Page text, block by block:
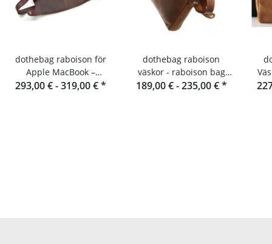
dothebag raboison för
Apple MacBook –
Laptopfodral i läder
293,00 € -319,00 €*
dothebag raboison
väskor - raboison bag
upend Stående format
189,00 € -235,00 €*